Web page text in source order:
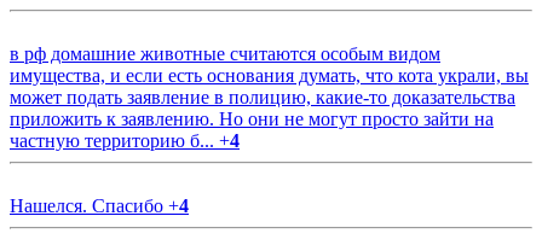
в рф домашние животные считаются особым видом
имущества, и если есть основания думать, что кота украли, вы
может подать заявление в полицию, какие-то доказательства
приложить к заявлению. Но они не могут просто зайти на
частную территорию б... +4
Нашелся. Спасибо +4